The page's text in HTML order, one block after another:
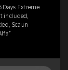
Days Extreme
included,
Scaun